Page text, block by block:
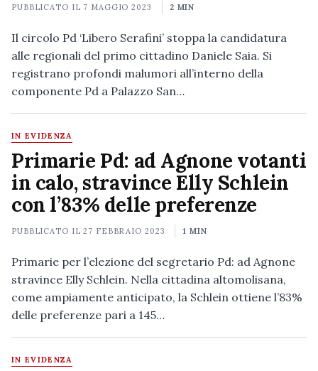
PUBBLICATO IL 7 MAGGIO 2023 2 MIN
Il circolo Pd ‘Libero Serafini’ stoppa la candidatura
alle regionali del primo cittadino Daniele Saia. Si
registrano profondi malumori all’interno della
componente Pd a Palazzo San…
IN EVIDENZA
Primarie Pd: ad Agnone votanti
in calo, stravince Elly Schlein
con l’83% delle preferenze
PUBBLICATO IL27 FEBBRAIO 2023 1 MIN
Primarie per l’elezione del segretario Pd: ad Agnone
stravince Elly Schlein. Nella cittadina altomolisana,
come ampiamente anticipato, la Schlein ottiene l’83%
delle preferenze pari a 145…
IN EVIDENZA